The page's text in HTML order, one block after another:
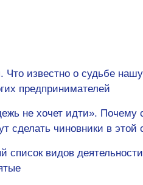
Что известно о судьбе
предпринимателей
не хочет идти». Почему
сделать чиновники в этой
список видов